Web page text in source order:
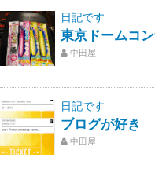
日記です
東京ドームコ
中田屋
日記です
ブログが好き
中田屋